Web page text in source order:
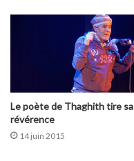
Le poète de Thaghith tire sa
révérence
14 juin 2015